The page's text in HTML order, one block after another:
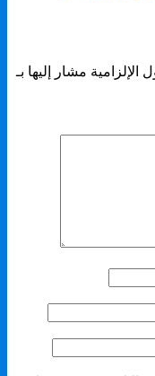
الإلزامية مشار إليها بـ